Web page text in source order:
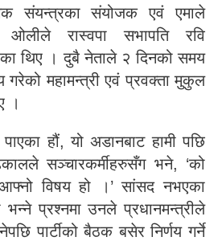
संयन्त्रका संयोजक एवं एमाले
ओलीले रास्वपा सभापति रवि
थिए । दुबै नेताले २ दिनको समय
गरेको महामन्त्री एवं प्रवक्ता मुकुल
।
हौं, यो अडानबाट हामी पछि
सञ्चारकर्मीहरुसँग भने, ‘को
विषय हो ।’ सांसद नभएका
भन्ने प्रश्नमा उनले प्रधानमन्त्रीले
पार्टीको बैठक बसेर निर्णय गर्ने